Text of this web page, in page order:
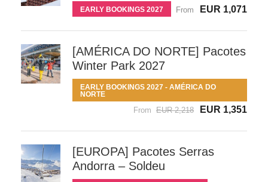
EARLY BOOKINGS 2027 From EUR 1,071
[AMÉRICA DO NORTE] Pacotes
Winter Park 2027
EARLY BOOKINGS 2027 - AMÉRICA DO
NORTE
From EUR 2,218 EUR 1,351
[EUROPA] Pacotes Serras
Andorra – Soldeu